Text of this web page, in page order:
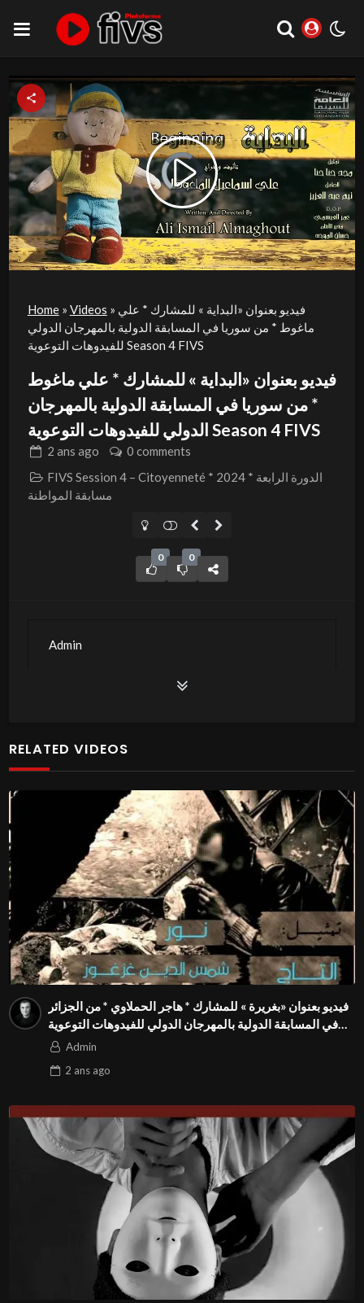
Video
Player
is
loading.
Play
Video
Home» Videos » فيديو بعنوان «البداية » للمشارك * علي
ماغوط * من سوريا في المسابقة الدولية بالمهرجان الدولي
للفيدوهات التوعوية Season 4 FIVS
فيديو بعنوان «البداية » للمشارك * علي ماغوط
* من سوريا في المسابقة الدولية بالمهرجان
الدولي للفيدوهات التوعوية Season 4 FIVS
2 ans ago
0 comments
FIVS Session 4 – Citoyenneté * 2024 * الدورة الرابعة
مسابقة المواطنة
0 0
Admin
RELATED VIDEOS
فيديو بعنوان «بغريرة » للمشارك * هاجر الحملاوي * من الجزائر
في المسابقة الدولية بالمهرجان الدولي للفيدوهات التوعوية
Season 4 FIVS
Admin
2 ansago